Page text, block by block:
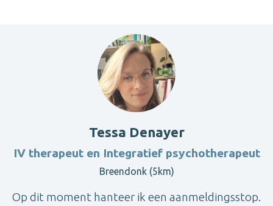
Tessa Denayer
IV therapeut en Integratief psychotherapeut
Breendonk (5km)
Op dit moment hanteer ik een aanmeldingsstop.